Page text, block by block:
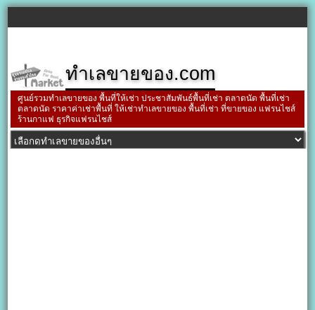
ทำเลขายของ.com
ศูนย์รวมทำเลขายของ พื้นที่ให้เช่า ประชาสัมพันธ์พื้นที่เช่า ตลาดนัด พื้นที่เช่า
ตลาดนัด ราคาค่าเช่าพื้นที่ ให้เช่าทำเลขายของ พื้นที่เช่า ที่ขายของ แฟรนไชส์
ร้านกาแฟ ธุรกิจแฟรนไชส์